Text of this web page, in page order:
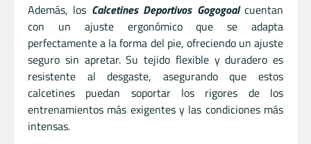
Además, los Calcetines Deportivos Gogogoalcuentan
con un ajuste ergonómico que se adapta
perfectamente a la forma del pie, ofreciendo un ajuste
seguro sin apretar. Su tejido flexible y duradero es
resistente al desgaste, asegurando que estos
calcetines puedan soportar los rigores de los
entrenamientos más exigentes y las condiciones más
intensas.